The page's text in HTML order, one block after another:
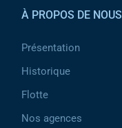
À PROPOS DE NOUS
Présentation
Historique
Flotte
Nos agences